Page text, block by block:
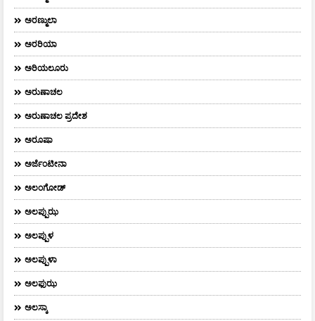
ಅರಣ್ಮುಲಾ
ಅರರಿಯಾ
ಅರಿಯಲೂರು
ಅರುಣಾಚಲ
ಅರುಣಾಚಲ ಪ್ರದೇಶ
ಅರೂಷಾ
ಅರ್ಜೆಂಟೀನಾ
ಅಲಂಗೋಡ್
ಅಲಪ್ಪುಝ
ಅಲಪ್ಪುಳ
ಅಲಪ್ಪುಳಾ
ಅಲಫುಝ
ಅಲಸ್ಕಾ